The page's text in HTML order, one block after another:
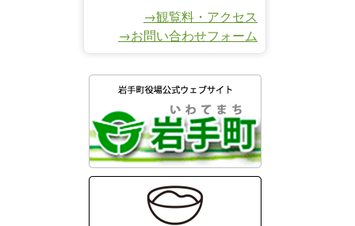
→観覧料・アクセス
→お問い合わせフォーム